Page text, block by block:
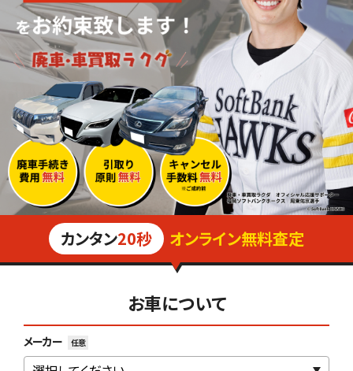
カンタン20秒 オンライン無料査定
お車について
メーカー 任意